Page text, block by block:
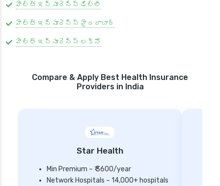
హెల్త్ ఇన్సూరెన్స్ ఢిల్లీ
హెల్త్ ఇన్సూరెన్స్ హైదరాబాద్
హెల్త్ ఇన్సూరెన్స్ లక్నో
Compare & Apply Best Health Insurance
Providers in India
Star Health
Min Premium – ₹ 3600/year
Network Hospitals – 14,000+ hospitals